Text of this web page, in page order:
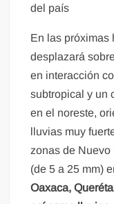
del país
En las próximas
desplazará
en interacción
subtropical y un
en el noreste,
lluvias muy
zonas de Nuevo
(de 5 a 25 mm)
Oaxaca,